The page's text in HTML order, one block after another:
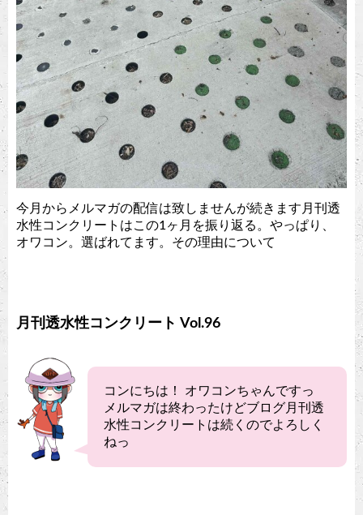
今月からメルマガの配信は致しませんが続きます月刊透
水性コンクリートはこの1ヶ月を振り返る。やっぱり、
オワコン。選ばれてます。その理由について
月刊透水性コンクリート Vol.96
コンにちは！ オワコンちゃんですっ
メルマガは終わったけどブログ月刊透
水性コンクリートは続くのでよろしく
ねっ